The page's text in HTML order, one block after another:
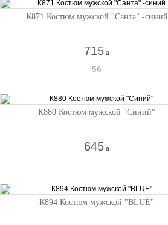
К871 Костюм мужской "Санта" -синий
715 a
56
К880 Костюм мужской "Синий"
645 a
К894 Костюм мужской "BLUE"